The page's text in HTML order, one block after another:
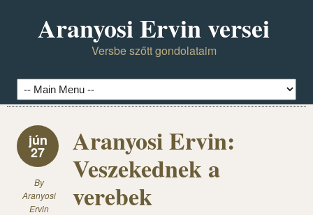
Aranyosi Ervin versei
Versbe szőtt gondolataim
jún
27
By
Aranyosi
Ervin
Aranyosi Ervin:
Veszekednek a
verebek